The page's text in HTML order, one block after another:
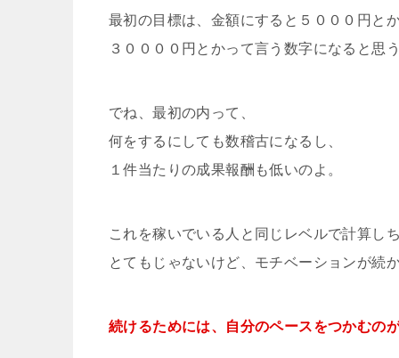
最初の目標は、金額にすると５０００円と
３００００円とかって言う数字になると思う
でね、最初の内って、
何をするにしても数稽古になるし、
１件当たりの成果報酬も低いのよ。
これを稼いでいる人と同じレベルで計算し
とてもじゃないけど、モチベーションが続か
続けるためには、自分のペースをつかむのが